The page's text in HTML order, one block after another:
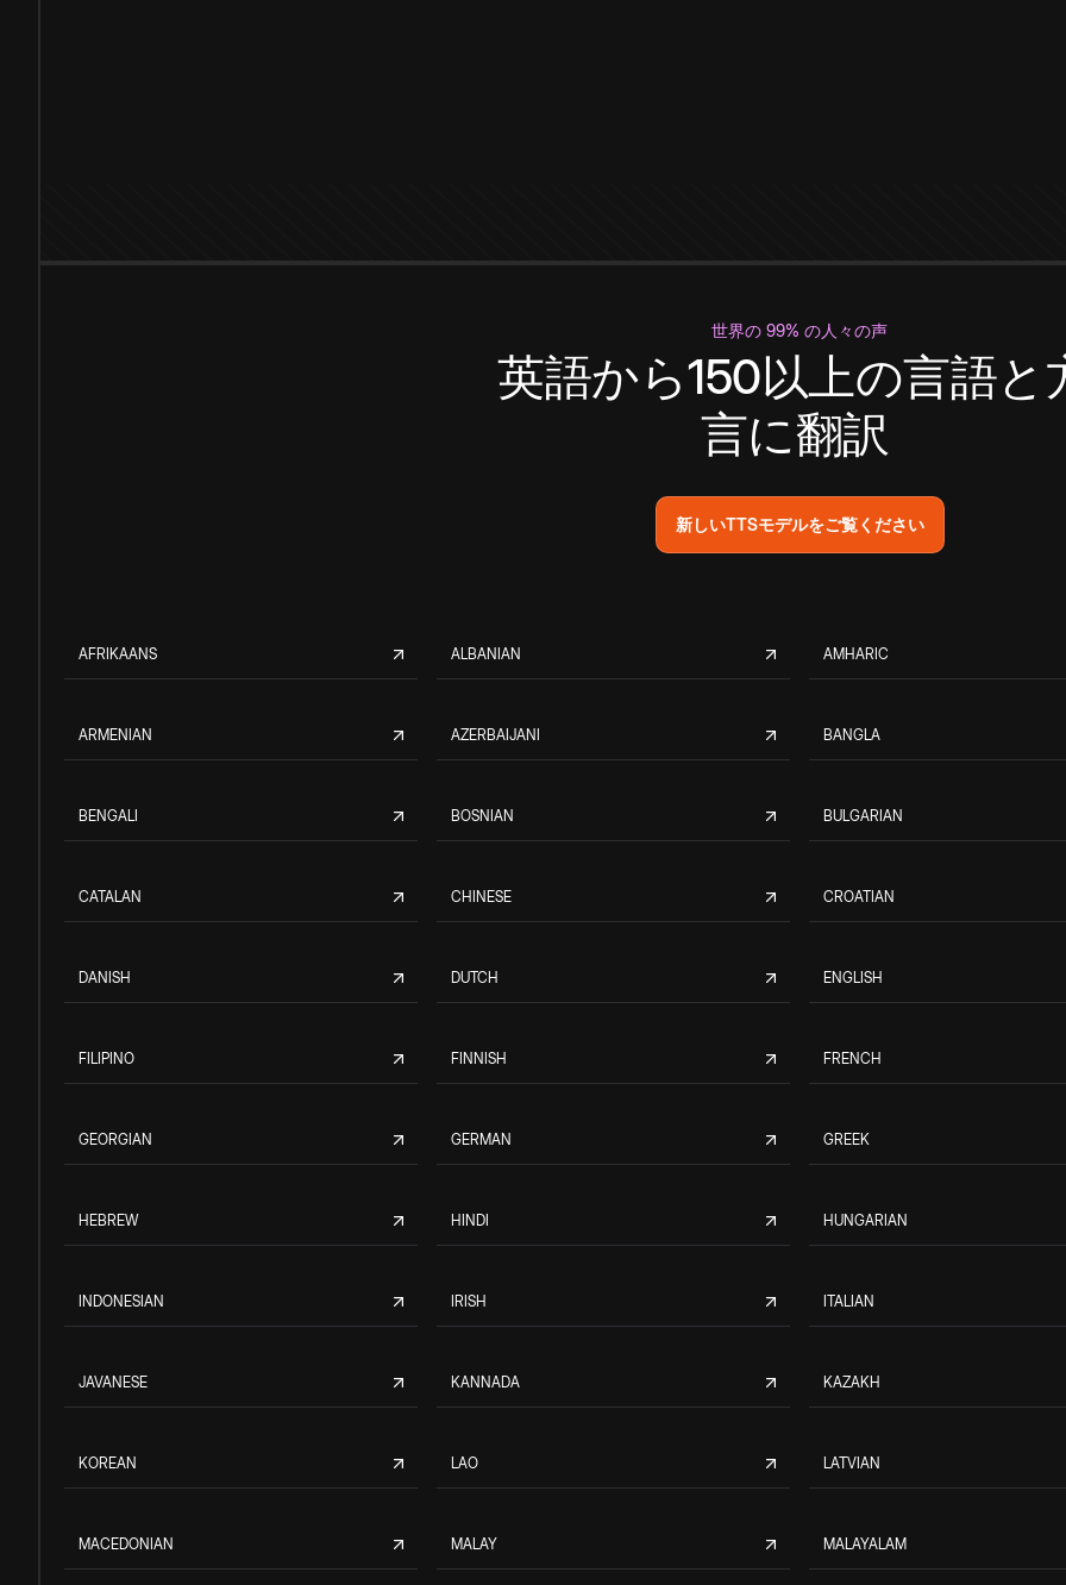
世界の 99% の人々の声
英語から150以上の言語と
言に翻訳
新しいTTSモデルをご覧ください
AFRIKAANS ALBANIAN AMHARIC
ARMENIAN AZERBAIJANI BANGLA
BENGALI BOSNIAN BULGARIAN
CATALAN CHINESE CROATIAN
DANISH DUTCH ENGLISH
FILIPINO FINNISH FRENCH
GEORGIAN GERMAN GREEK
HEBREW HINDI HUNGARIAN
INDONESIAN IRISH ITALIAN
JAVANESE KANNADA KAZAKH
KOREAN LAO LATVIAN
MACEDONIAN MALAY MALAYALAM